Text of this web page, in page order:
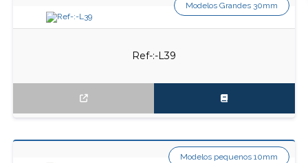
Ref-:-L39
Modelos Grandes 30mm
Modelos pequenos 10mm